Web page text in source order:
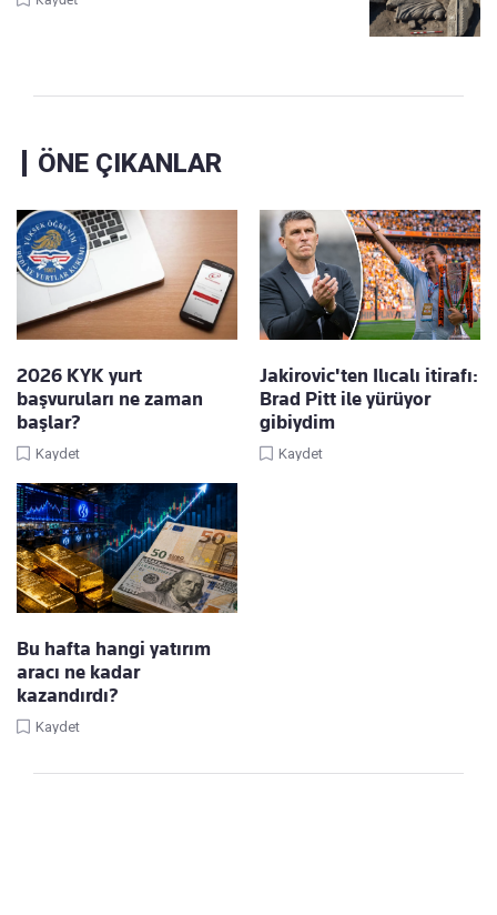
ÖNE ÇIKANLAR
2026 KYK yurt
başvuruları ne zaman
başlar?
Kaydet
Jakirovic'ten Ilıcalı itirafı:
Brad Pitt ile yürüyor
gibiydim
Kaydet
Bu hafta hangi yatırım
aracı ne kadar
kazandırdı?
Kaydet